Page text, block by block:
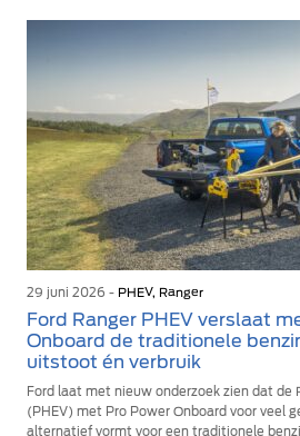
29 juni 2026 - PHEV, Ranger
Ford Ranger PHEV verslaat
Onboard de traditionele
uitstoot én verbruik
Ford laat met nieuw onderzoek zien dat de
(PHEV) met Pro Power Onboard voor veel
alternatief vormt voor een traditionele